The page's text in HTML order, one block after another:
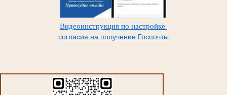
Видеоинструкция по настройке
согласия на получение Госпочты